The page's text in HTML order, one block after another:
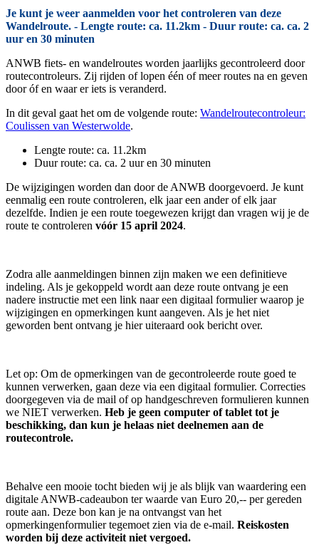
Je kunt je weer aanmelden voor het controleren van deze
Wandelroute. - Lengte route: ca. 11.2km - Duur route: ca. ca. 2
uur en 30 minuten
ANWB fiets- en wandelroutes worden jaarlijks gecontroleerd door
routecontroleurs. Zij rijden of lopen één of meer routes na en geven
door óf en waar er iets is veranderd.
In dit geval gaat het om de volgende route: Wandelroutecontroleur:
Coulissen van Westerwolde.
Lengte route: ca. 11.2km
Duur route: ca. ca. 2 uur en 30 minuten
De wijzigingen worden dan door de ANWB doorgevoerd. Je kunt
eenmalig een route controleren, elk jaar een ander of elk jaar
dezelfde. Indien je een route toegewezen krijgt dan vragen wij je de
route te controleren vóór 15 april 2024.
Zodra alle aanmeldingen binnen zijn maken we een definitieve
indeling. Als je gekoppeld wordt aan deze route ontvang je een
nadere instructie met een link naar een digitaal formulier waarop je
wijzigingen en opmerkingen kunt aangeven. Als je het niet
geworden bent ontvang je hier uiteraard ook bericht over.
Let op: Om de opmerkingen van de gecontroleerde route goed te
kunnen verwerken, gaan deze via een digitaal formulier. Correcties
doorgegeven via de mail of op handgeschreven formulieren kunnen
we NIET verwerken. Heb je geen computer of tablet tot je
beschikking, dan kun je helaas niet deelnemen aan de
routecontrole.
Behalve een mooie tocht bieden wij je als blijk van waardering een
digitale ANWB-cadeaubon ter waarde van Euro 20,-- per gereden
route aan. Deze bon kan je na ontvangst van het
opmerkingenformulier tegemoet zien via de e-mail. Reiskosten
worden bij deze activiteit niet vergoed.